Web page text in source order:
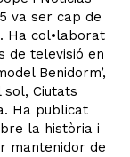
va ser cap de
Ha col•laborat
de televisió en
Benidorm’,
Ciutats
Ha publicat
la història i
mantenidor de